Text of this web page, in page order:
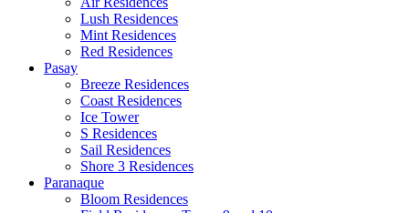
Lush Residences
Mint Residences
Red Residences
Pasay
Breeze Residences
Coast Residences
Ice Tower
S Residences
Sail Residences
Shore 3 Residences
Paranaque
Bloom Residences